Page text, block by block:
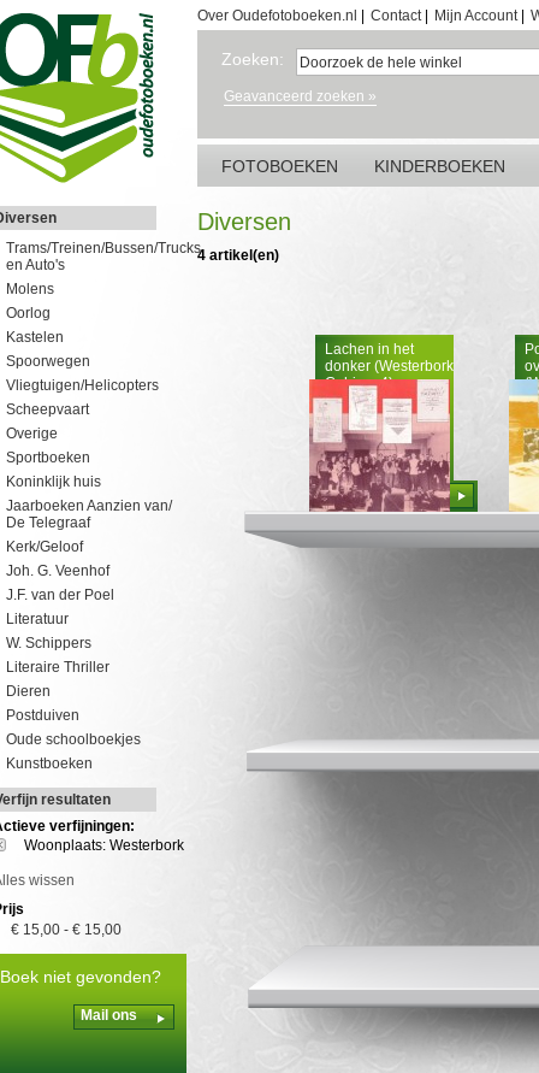
Over Oudefotoboeken.nl Contact| Mijn Account|
Zoeken:
Geavanceerd zoeken »
FOTOBOEKEN KINDERBOEKEN
Trams/Treinen/Bussen/Trucks
en Auto's
Molens
Oorlog
Kastelen
Spoorwegen
Vliegtuigen/Helicopters
Scheepvaart
Overige
Sportboeken
Koninklijk huis
Jaarboeken Aanzien van/
De Telegraaf
Kerk/Geloof
Joh. G. Veenhof
J.F. van der Poel
Literatuur
W. Schippers
Literaire Thriller
Dieren
Postduiven
Oude schoolboekjes
Kunstboeken
resultaten
verfijningen:
Woonplaats: Westerbork
wissen
€ 15,00 - € 15,00
Boek niet gevonden?
Mail ons
Diversen
4 artikel(en)
Lachen in het
donker (Westerbork
Cahiers 4)
Bestellen